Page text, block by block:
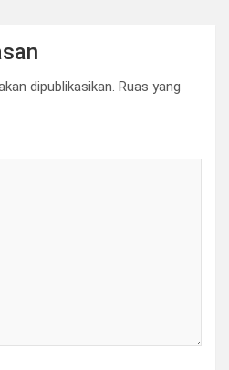
dipublikasikan. Ruas yang